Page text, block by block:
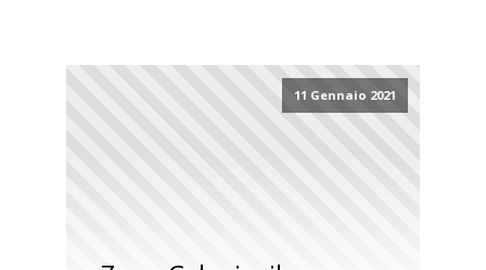
11 Gennaio 2021